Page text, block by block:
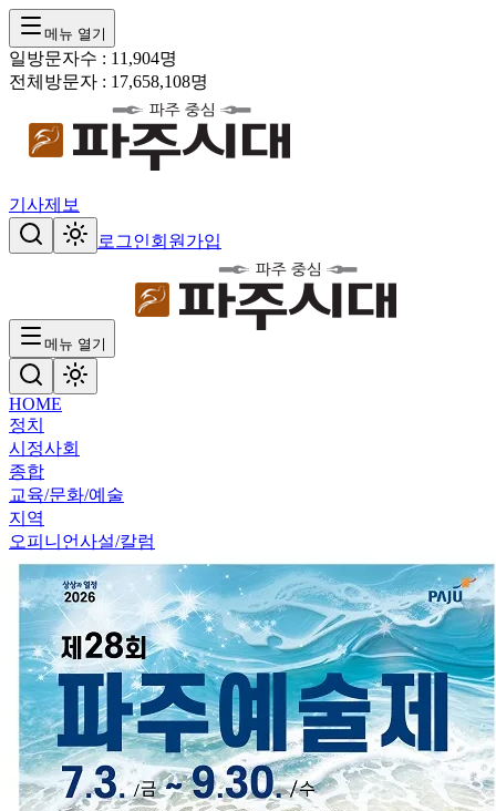
메뉴 열기
일방문자수 : 11,904명
전체방문자 : 17,658,108명
기사제보
로그인회원가입
메뉴 열기
HOME
정치
시정사회
종합
교육/문화/예술
지역
오피니언사설/칼럼